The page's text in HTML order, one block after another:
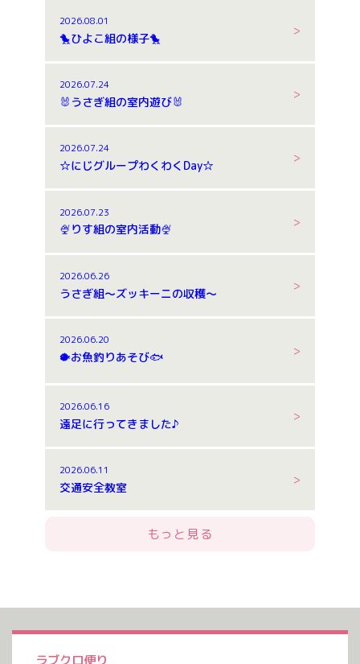
2026.08.01
🐤ひよこ組の様子🐤
2026.07.24
🐰うさぎ組の室内遊び🐰
2026.07.24
☆にじグループわくわくDay☆
2026.07.23
🍨りす組の室内活動🍨
2026.06.26
うさぎ組～ズッキーニの収穫～
2026.06.20
🐡お魚釣りあそび🐟
2026.06.16
遠足に行ってきました♪
2026.06.11
交通安全教室
もっと見る
ラブクロ便り